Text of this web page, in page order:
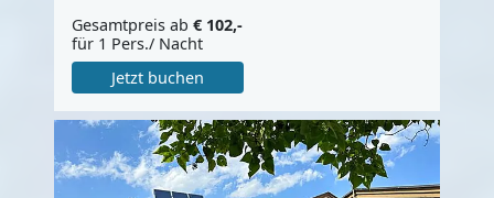
Gesamtpreis ab € 102,-
für 1 Pers./ Nacht
Jetzt buchen